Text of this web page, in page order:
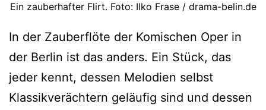
Ein zauberhafter Flirt. Foto: Ilko Frase / drama-belin.de
In der Zauberflöte der Komischen Oper in
der Berlin ist das anders. Ein Stück, das
jeder kennt, dessen Melodien selbst
Klassikverächtern geläufig sind und dessen